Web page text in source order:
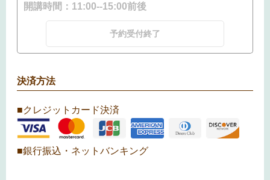
開講時間： 11:00--15:00前後
予約受付終了
決済方法
■クレジットカード決済
■銀行振込・ネットバンキング